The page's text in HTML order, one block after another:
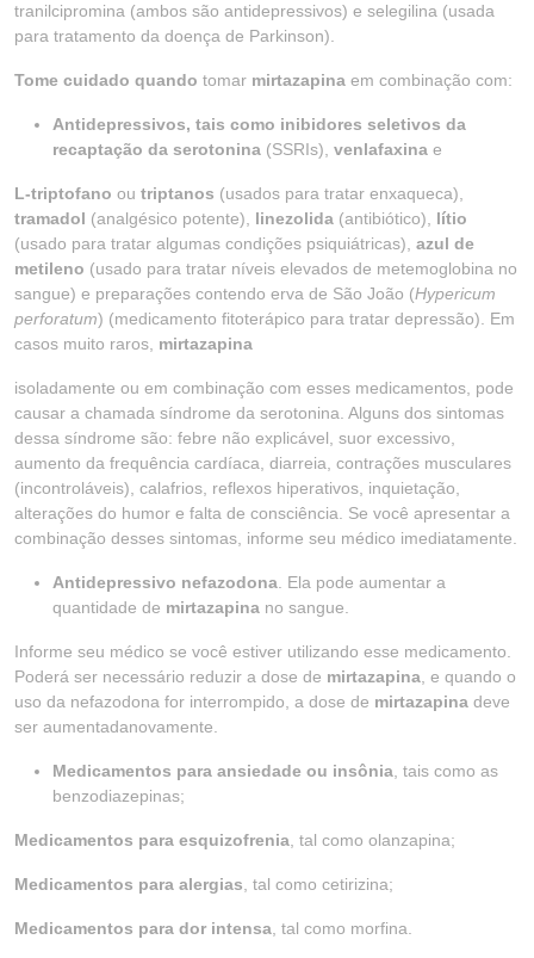
tranilcipromina (ambos são antidepressivos) e selegilina (usada
para tratamento da doença de Parkinson).
Tome cuidado quando tomar mirtazapina em combinação com:
Antidepressivos, tais como inibidores seletivos da
recaptação da serotonina (SSRIs), venlafaxina e
L-triptofano ou triptanos (usados para tratar enxaqueca),
tramadol (analgésico potente), linezolida (antibiótico), lítio
(usado para tratar algumas condições psiquiátricas), azul de
metileno (usado para tratar níveis elevados de metemoglobina no
sangue) e preparações contendo erva de São João (Hypericum
perforatum) (medicamento fitoterápico para tratar depressão). Em
casos muito raros, mirtazapina
isoladamente ou em combinação com esses medicamentos, pode
causar a chamada síndrome da serotonina. Alguns dos sintomas
dessa síndrome são: febre não explicável, suor excessivo,
aumento da frequência cardíaca, diarreia, contrações musculares
(incontroláveis), calafrios, reflexos hiperativos, inquietação,
alterações do humor e falta de consciência. Se você apresentar a
combinação desses sintomas, informe seu médico imediatamente.
Antidepressivo nefazodona . Ela pode aumentar a
quantidade de mirtazapina no sangue.
Informe seu médico se você estiver utilizando esse medicamento.
Poderá ser necessário reduzir a dose de mirtazapina , e quando o
uso da nefazodona for interrompido, a dose de mirtazapina deve
ser aumentadanovamente.
Medicamentos para ansiedade ou insônia , tais como as
benzodiazepinas;
Medicamentos para esquizofrenia , tal como olanzapina;
Medicamentos para alergias , tal como cetirizina;
Medicamentos para dor intensa , tal como morfina.